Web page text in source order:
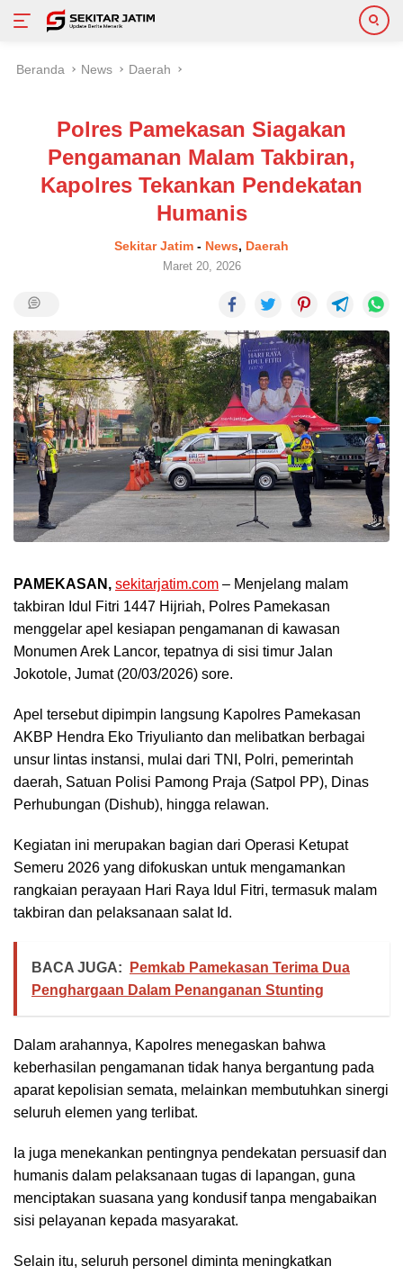
Beranda News Daerah
Polres Pamekasan Siagakan
Pengamanan Malam Takbiran,
Kapolres Tekankan Pendekatan
Humanis
Sekitar Jatim - News, Daerah
Maret 20, 2026
PAMEKASAN, sekitarjatim.com – Menjelang malam
takbiran Idul Fitri 1447 Hijriah, Polres Pamekasan
menggelar apel kesiapan pengamanan di kawasan
Monumen Arek Lancor, tepatnya di sisi timur Jalan
Jokotole, Jumat (20/03/2026) sore.
Apel tersebut dipimpin langsung Kapolres Pamekasan
AKBP Hendra Eko Triyulianto dan melibatkan berbagai
unsur lintas instansi, mulai dari TNI, Polri, pemerintah
daerah, Satuan Polisi Pamong Praja (Satpol PP), Dinas
Perhubungan (Dishub), hingga relawan.
Kegiatan ini merupakan bagian dari Operasi Ketupat
Semeru 2026 yang difokuskan untuk mengamankan
rangkaian perayaan Hari Raya Idul Fitri, termasuk malam
takbiran dan pelaksanaan salat Id.
BACA JUGA:
Pemkab Pamekasan Terima Dua
Penghargaan Dalam Penanganan Stunting
Dalam arahannya, Kapolres menegaskan bahwa
keberhasilan pengamanan tidak hanya bergantung pada
aparat kepolisian semata, melainkan membutuhkan sinergi
seluruh elemen yang terlibat.
Ia juga menekankan pentingnya pendekatan persuasif dan
humanis dalam pelaksanaan tugas di lapangan, guna
menciptakan suasana yang kondusif tanpa mengabaikan
sisi pelayanan kepada masyarakat.
Selain itu, seluruh personel diminta meningkatkan